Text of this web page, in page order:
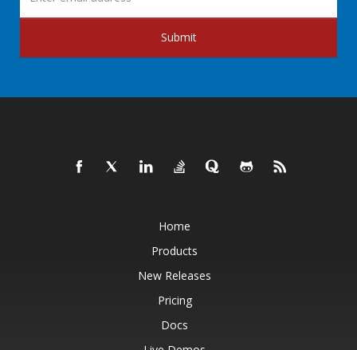
Submit
Home
Products
New Releases
Pricing
Docs